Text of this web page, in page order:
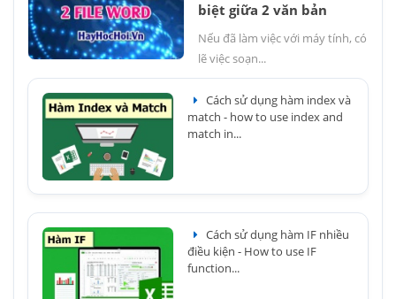
biệt giữa 2 văn bản
Nếu đã làm việc với máy tính, có
lẽ việc soạn...
Cách sử dụng hàm index và
match - how to use index and
match in...
Cách sử dụng hàm IF nhiều
điều kiện - How to use IF
function...